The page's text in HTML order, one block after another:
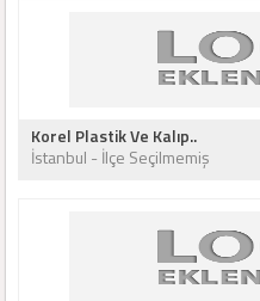
Korel Plastik Ve Kalıp..
İstanbul - İlçe Seçilmemiş